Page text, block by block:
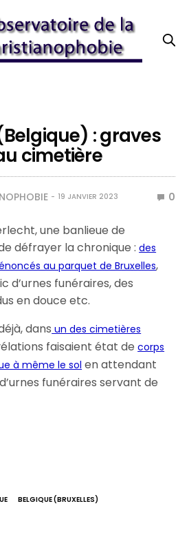
: graves
cimetière
19 JANVIER 2023 0
une banlieue de
défrayer la chronique :des
au parquet de Bruxelles,
d’urnes funéraires, des
en douce etc.
dans un des cimetières
faisaient état decorps
à même le sol en attendant
funéraires servant de
BELGIQUE (BRUXELLES)